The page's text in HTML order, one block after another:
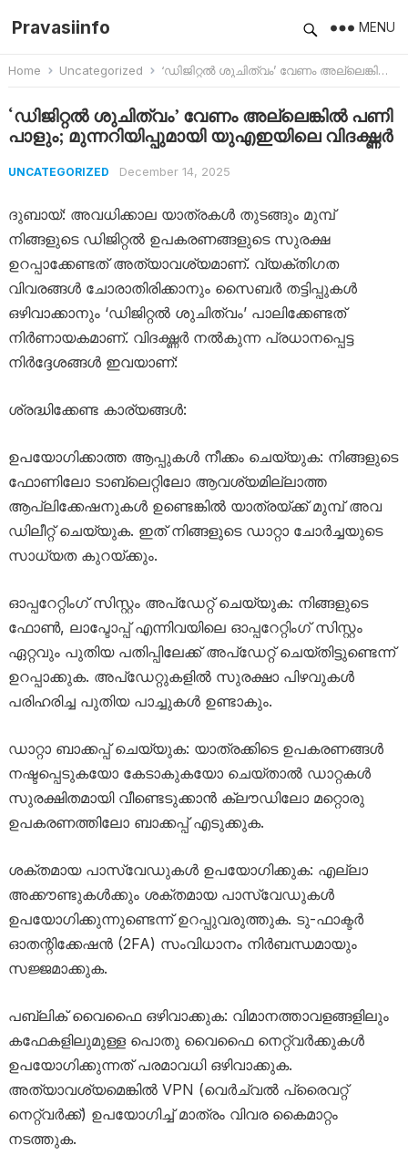
Pravasiinfo MENU
Home Uncategorized ‘ഡിജിറ്റൽ ശുചിത്വം’ വേണം അല്ലെങ്കിൽ പണി പാളും; മുന്നറിയിപ്പുമായി യുഎഇയിലെ വിദഗ്ദ്ധർ
‘ഡിജിറ്റൽ ശുചിത്വം’ വേണം അല്ലെങ്കിൽ പണി
പാളും; മുന്നറിയിപ്പുമായി യുഎഇയിലെ വിദഗ്ദ്ധർ
UNCATEGORIZED December 14, 2025
ദുബായ്: അവധിക്കാല യാത്രകൾ തുടങ്ങും മുമ്പ്
നിങ്ങളുടെ ഡിജിറ്റൽ ഉപകരണങ്ങളുടെ സുരക്ഷ
ഉറപ്പാക്കേണ്ടത് അത്യാവശ്യമാണ്. വ്യക്തിഗത
വിവരങ്ങൾ ചോരാതിരിക്കാനും സൈബർ തട്ടിപ്പുകൾ
ഒഴിവാക്കാനും ‘ഡിജിറ്റൽ ശുചിത്വം’ പാലിക്കേണ്ടത്
നിർണായകമാണ്. വിദഗ്ദ്ധർ നൽകുന്ന പ്രധാനപ്പെട്ട
നിർദ്ദേശങ്ങൾ ഇവയാണ്:
ശ്രദ്ധിക്കേണ്ട കാര്യങ്ങൾ:
ഉപയോഗിക്കാത്ത ആപ്പുകൾ നീക്കം ചെയ്യുക: നിങ്ങളുടെ
ഫോണിലോ ടാബ്‌ലെറ്റിലോ ആവശ്യമില്ലാത്ത
ആപ്ലിക്കേഷനുകൾ ഉണ്ടെങ്കിൽ യാത്രയ്ക്ക് മുമ്പ് അവ
ഡിലീറ്റ് ചെയ്യുക. ഇത് നിങ്ങളുടെ ഡാറ്റാ ചോർച്ചയുടെ
സാധ്യത കുറയ്ക്കും.
ഓപ്പറേറ്റിംഗ് സിസ്റ്റം അപ്‌ഡേറ്റ് ചെയ്യുക: നിങ്ങളുടെ
ഫോൺ, ലാപ്ടോപ്പ് എന്നിവയിലെ ഓപ്പറേറ്റിംഗ് സിസ്റ്റം
ഏറ്റവും പുതിയ പതിപ്പിലേക്ക് അപ്‌ഡേറ്റ് ചെയ്തിട്ടുണ്ടെന്ന്
ഉറപ്പാക്കുക. അപ്‌ഡേറ്റുകളിൽ സുരക്ഷാ പിഴവുകൾ
പരിഹരിച്ച പുതിയ പാച്ചുകൾ ഉണ്ടാകും.
ഡാറ്റാ ബാക്കപ്പ് ചെയ്യുക: യാത്രക്കിടെ ഉപകരണങ്ങൾ
നഷ്ടപ്പെടുകയോ കേടാകുകയോ ചെയ്താൽ ഡാറ്റകൾ
സുരക്ഷിതമായി വീണ്ടെടുക്കാൻ ക്ലൗഡിലോ മറ്റൊരു
ഉപകരണത്തിലോ ബാക്കപ്പ് എടുക്കുക.
ശക്തമായ പാസ്‌വേഡുകൾ ഉപയോഗിക്കുക: എല്ലാ
അക്കൗണ്ടുകൾക്കും ശക്തമായ പാസ്‌വേഡുകൾ
ഉപയോഗിക്കുന്നുണ്ടെന്ന് ഉറപ്പുവരുത്തുക. ടു-ഫാക്ടർ
ഓതന്റിക്കേഷൻ (2FA) സംവിധാനം നിർബന്ധമായും
സജ്ജമാക്കുക.
പബ്ലിക് വൈഫൈ ഒഴിവാക്കുക: വിമാനത്താവളങ്ങളിലും
കഫേകളിലുമുള്ള പൊതു വൈഫൈ നെറ്റ്‌വർക്കുകൾ
ഉപയോഗിക്കുന്നത് പരമാവധി ഒഴിവാക്കുക.
അത്യാവശ്യമെങ്കിൽ VPN (വെർച്വൽ പ്രൈവറ്റ്
നെറ്റ്‌വർക്ക്) ഉപയോഗിച്ച് മാത്രം വിവര കൈമാറ്റം
നടത്തുക.